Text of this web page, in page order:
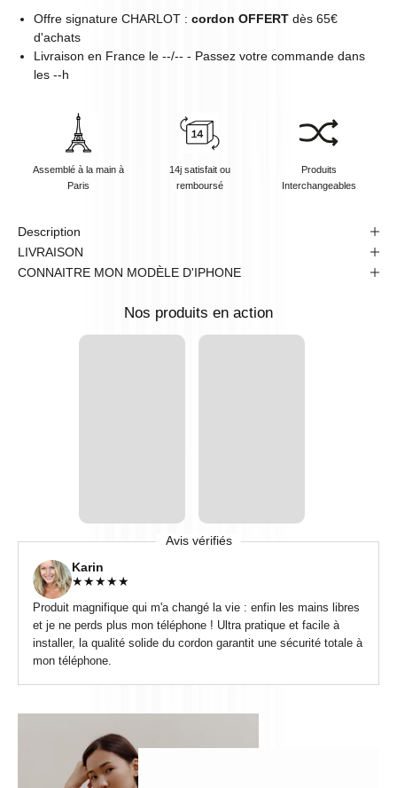
Offre signature CHARLOT : cordon OFFERT dès 65€
d'achats
Livraison en France le --/-- - Passez votre commande dans
les --h
Assemblé à la main à
Paris
14j satisfait ou
remboursé
Produits
Interchangeables
Description
LIVRAISON
CONNAITRE MON MODÈLE D'IPHONE
Nos produits en action
Avis vérifiés
Karin
★★★★★
Produit magnifique qui m'a changé la vie : enfin les mains libres
et je ne perds plus mon téléphone ! Ultra pratique et facile à
installer, la qualité solide du cordon garantit une sécurité totale à
mon téléphone.